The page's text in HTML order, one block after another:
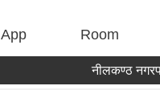
App Room
नीलकण्ठ